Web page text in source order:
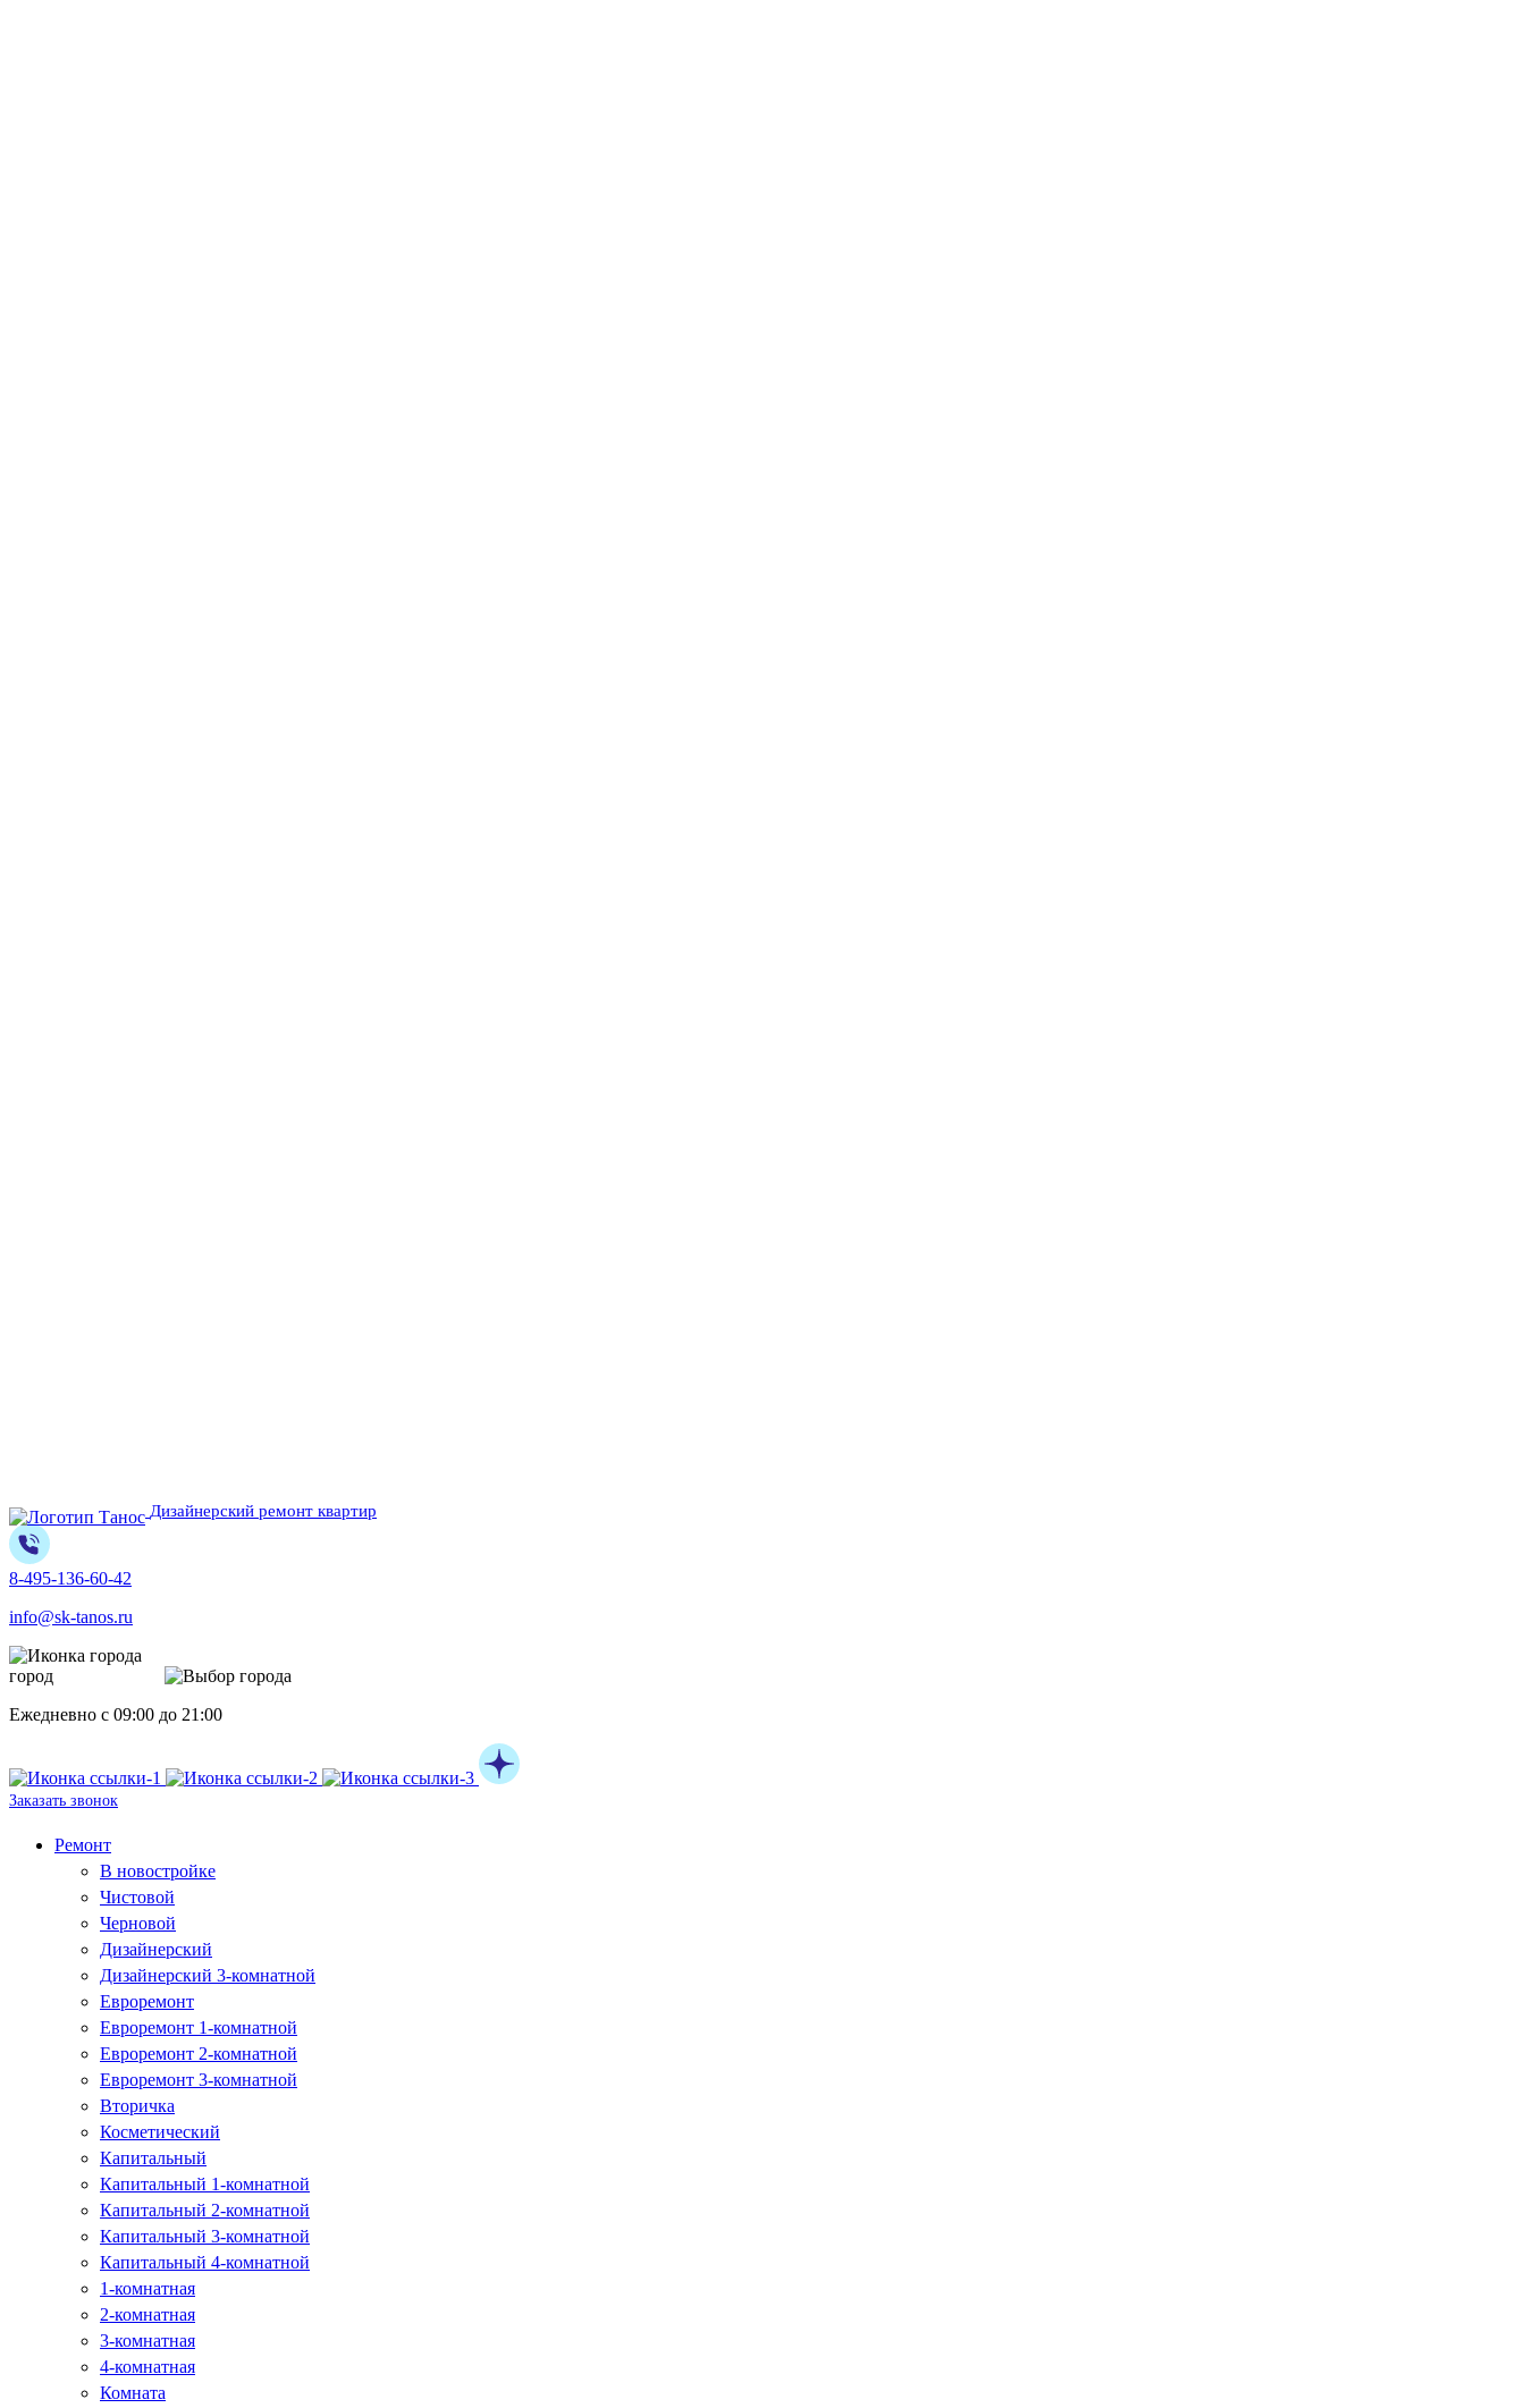
Дизайнерский ремонт квартир
8-495-136-60-42
info@sk-tanos.ru
город
Ежедневно с 09:00 до 21:00
Заказать звонок
Ремонт
В новостройке
Чистовой
Черновой
Дизайнерский
Дизайнерский 3-комнатной
Евроремонт
Евроремонт 1-комнатной
Евроремонт 2-комнатной
Евроремонт 3-комнатной
Вторичка
Косметический
Капитальный
Капитальный 1-комнатной
Капитальный 2-комнатной
Капитальный 3-комнатной
Капитальный 4-комнатной
1-комнатная
2-комнатная
3-комнатная
4-комнатная
Комната